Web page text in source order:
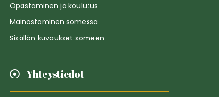
Opastaminen ja koulutus
Mainostaminen somessa
Sisällön kuvaukset someen
Yhteystiedot